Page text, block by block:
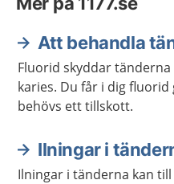
Att behandla
Fluorid skyddar
karies. Du får i dig
behövs ett tillskott.
Ilningar i
Ilningar i tänderna kan